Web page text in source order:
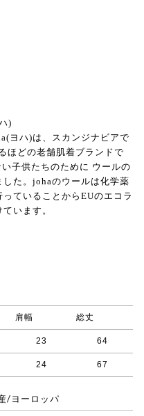
)
ヨハ)は、スカンジナビアで
ほどの老舗肌着ブランドで
子供たちのために ウールの
た。johaのウールは化学薬
ていることからEUのエコラ
います。
肩幅 総丈
23 64
24 67
/ヨーロッパ